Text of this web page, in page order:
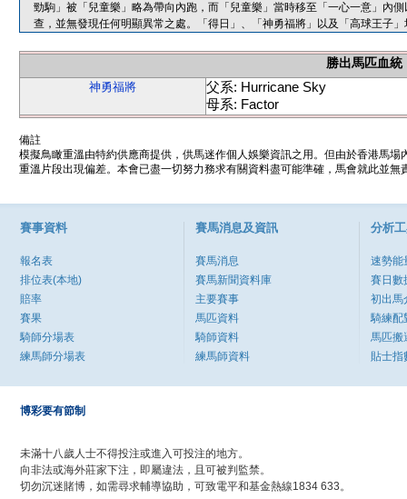
勁駒」被「兒童樂」略為帶向內跑，而「兒童樂」當時移至「一心一意」內
查，並無發現任何明顯異常之處。「得日」、「神勇福將」以及「高球王子
勝出馬匹血統
神勇福將
父系: Hurricane Sky
母系: Factor
備註
模擬鳥瞰重溫由特約供應商提供，供馬迷作個人娛樂資訊之用。但由於香港馬
重溫片段出現偏差。本會已盡一切努力務求有關資料盡可能準確，馬會就此並
賽事資料
報名表
排位表(本地)
賠率
賽果
騎師分場表
練馬師分場表
賽馬消息及資訊
賽馬消息
賽馬新聞資料庫
主要賽事
馬匹資料
騎師資料
練馬師資料
分析
速勢能
賽日數
初出馬
騎練配
馬匹搬
貼士指
博彩要有節制
未滿十八歲人士不得投注或進入可投注的地方。
向非法或海外莊家下注，即屬違法，且可被判監禁。
切勿沉迷賭博，如需尋求輔導協助，可致電平和基金熱線1834 633。